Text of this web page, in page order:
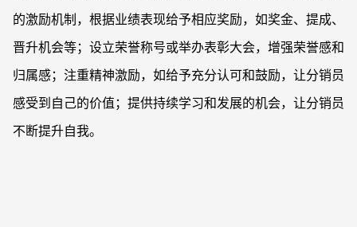
的激励机制，根据业绩表现给予相应奖励，如奖金、提成、
晋升机会等；设立荣誉称号或举办表彰大会，增强荣誉感和
归属感；注重精神激励，如给予充分认可和鼓励，让分销员
感受到自己的价值；提供持续学习和发展的机会，让分销员
不断提升自我。